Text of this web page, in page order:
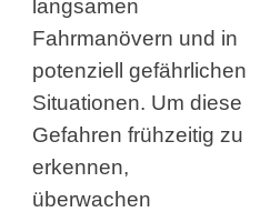
langsamen
Fahrmanövern und in
potenziell gefährlichen
Situationen. Um diese
Gefahren frühzeitig zu
erkennen,
überwachen